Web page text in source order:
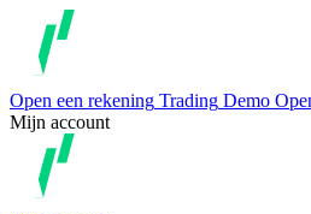
Open een rekening Trading Demo
Mijn account